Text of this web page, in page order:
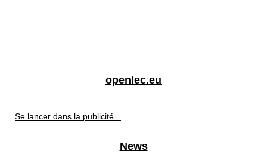
openlec.eu
Se lancer dans la publicité...
News